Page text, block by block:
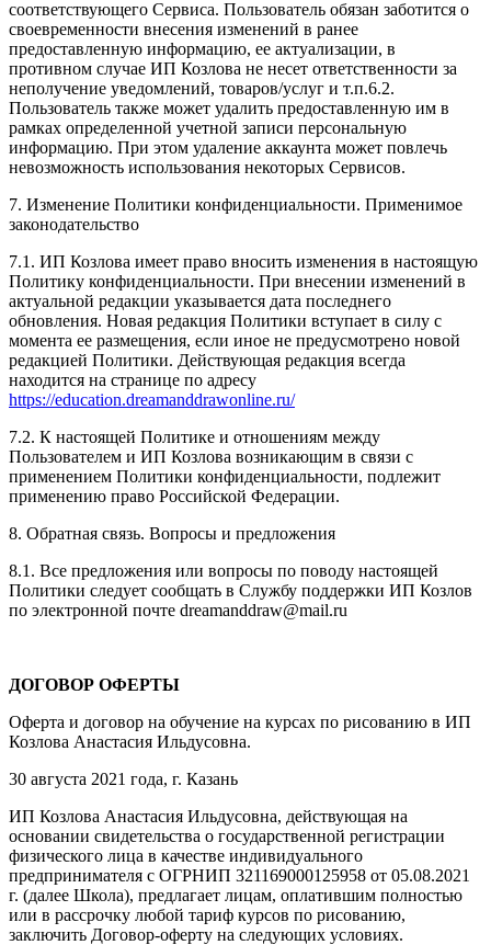
соответствующего Сервиса. Пользователь обязан заботится о
своевременности внесения изменений в ранее
предоставленную информацию, ее актуализации, в
противном случае ИП Козлова не несет ответственности за
неполучение уведомлений, товаров/услуг и т.п.6.2.
Пользователь также может удалить предоставленную им в
рамках определенной учетной записи персональную
информацию. При этом удаление аккаунта может повлечь
невозможность использования некоторых Сервисов.
7. Изменение Политики конфиденциальности. Применимое
законодательство
7.1. ИП Козлова имеет право вносить изменения в настоящую
Политику конфиденциальности. При внесении изменений в
актуальной редакции указывается дата последнего
обновления. Новая редакция Политики вступает в силу с
момента ее размещения, если иное не предусмотрено новой
редакцией Политики. Действующая редакция всегда
находится на странице по адресу
https://education.dreamanddrawonline.ru/
7.2. К настоящей Политике и отношениям между
Пользователем и ИП Козлова возникающим в связи с
применением Политики конфиденциальности, подлежит
применению право Российской Федерации.
8. Обратная связь. Вопросы и предложения
8.1. Все предложения или вопросы по поводу настоящей
Политики следует сообщать в Службу поддержки ИП Козлов
по электронной почте dreamanddraw@mail.ru
ДОГОВОР ОФЕРТЫ
Оферта и договор на обучение на курсах по рисованию в ИП
Козлова Анастасия Ильдусовна.
30 августа 2021 года, г. Казань
ИП Козлова Анастасия Ильдусовна, действующая на
основании свидетельства о государственной регистрации
физического лица в качестве индивидуального
предпринимателя с ОГРНИП 321169000125958 от 05.08.2021
г. (далее Школа), предлагает лицам, оплатившим полностью
или в рассрочку любой тариф курсов по рисованию,
заключить Договор-оферту на следующих условиях.